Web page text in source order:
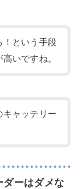
！という手段
いですね。
キャッテリー
ダーはダメな